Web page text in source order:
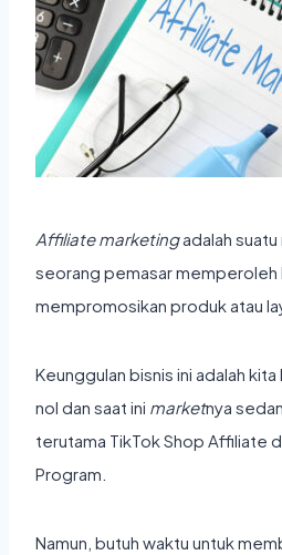
Affiliate marketingadalah suatu
seorang pemasar memperoleh
mempromosikan produk atau
Keunggulan bisnis ini adalah
nol dan saat ini marketnya
terutama TikTok Shop Affiliate
Program.
Namun, butuh waktu untuk